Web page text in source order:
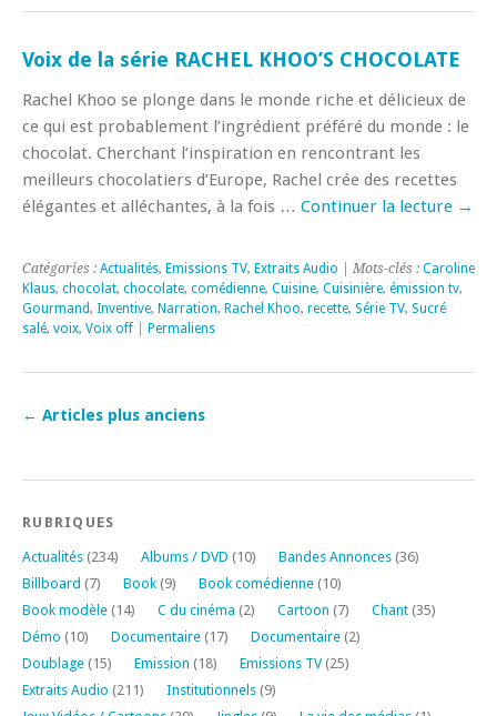
Voix de la série RACHEL KHOO’S CHOCOLATE
Rachel Khoo se plonge dans le monde riche et délicieux de
ce qui est probablement l’ingrédient préféré du monde : le
chocolat. Cherchant l’inspiration en rencontrant les
meilleurs chocolatiers d’Europe, Rachel crée des recettes
élégantes et alléchantes, à la fois … Continuer la lecture →
Catégories : Actualités, Emissions TV, Extraits Audio | Mots-clés : Caroline
Klaus, chocolat, chocolate, comédienne, Cuisine, Cuisinière, émission tv,
Gourmand, Inventive, Narration, Rachel Khoo, recette, Série TV, Sucré
salé, voix, Voix off Permaliens
← Articles plus anciens
RUBRIQUES
Actualités (234) Albums / DVD (10) Bandes Annonces (36)
Billboard (7) Book (9) Book comédienne (10)
Book modèle (14) C du cinéma (2) Cartoon (7) Chant (35)
Démo (10) Documentaire (17) Documentaire (2)
Doublage (15) Emission (18) Emissions TV(25)
Extraits Audio (211) Institutionnels (9)